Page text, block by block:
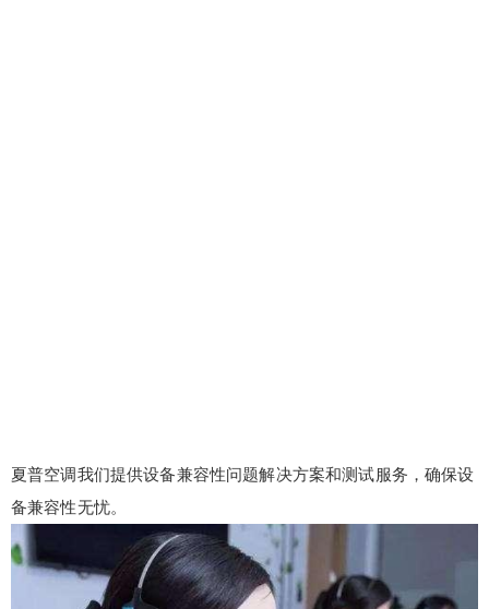
夏普空调我们提供设备兼容性问题解决方案和测试服务，确保设
备兼容性无忧。
给undefined打赏
2 元 5 元 10 元
false 付费内容